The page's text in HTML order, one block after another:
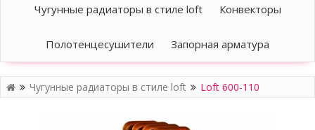
Чугунные радиаторы в стиле loft Конвекторы
Полотенцесушители Запорная арматура
Чугунные радиаторы в стиле loft Loft 600-110